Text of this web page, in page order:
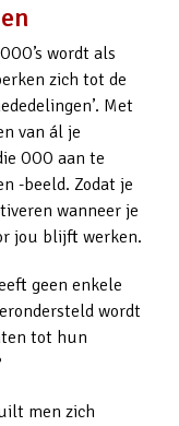
wordt als
zich tot de
Met
van ál je
OOO aan te
-beeld. Zodat je
wanneer je
jou blijft werken.
geen enkele
wordt
tot hun
men zich